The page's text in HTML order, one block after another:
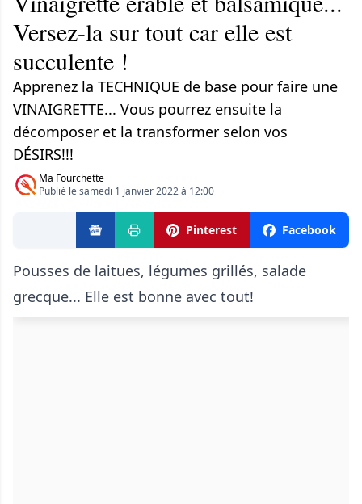
Versez-la sur tout car elle est
succulente !
Apprenez la TECHNIQUE de base pour faire une
VINAIGRETTE... Vous pourrez ensuite la
décomposer et la transformer selon vos
DÉSIRS!!!
Ma Fourchette
Publié le samedi 1 janvier 2022 à 12:00
Pinterest Facebook
Pousses de laitues, légumes grillés, salade
grecque... Elle est bonne avec tout!